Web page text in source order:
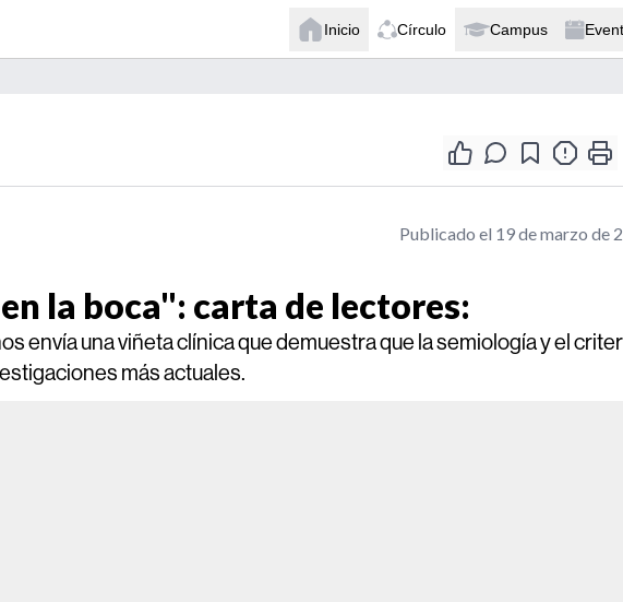
Inicio Círculo Campus
Publicado el 19 de marzo de
la boca": carta de lectores:
envía una viñeta clínica que demuestra que la semiología y el
más actuales.